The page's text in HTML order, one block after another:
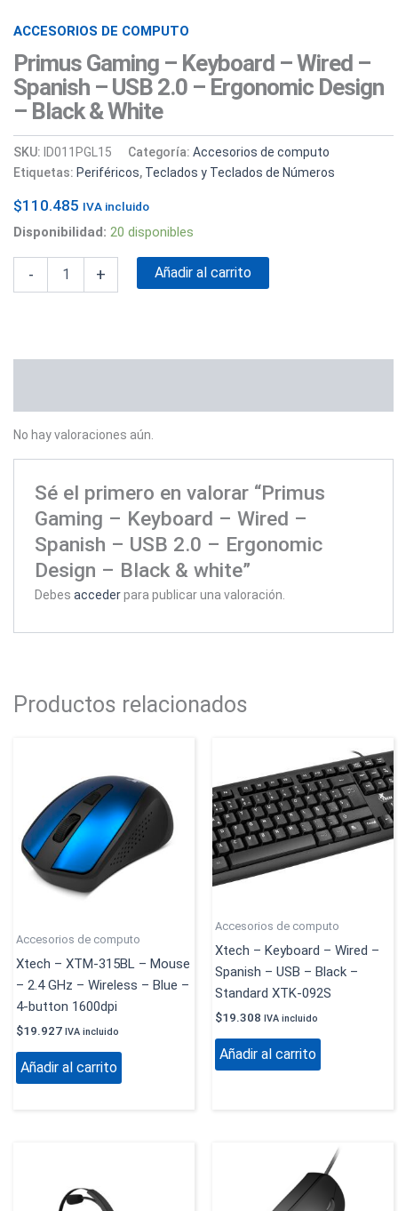
ACCESORIOS DE COMPUTO
Primus Gaming – Keyboard – Wired –
Spanish – USB 2.0 – Ergonomic Design
– Black & White
SKU: ID011PGL15 Categoría: Accesorios de computo
Etiquetas: Periféricos, Teclados y Teclados de Números
$110.485 IVA incluido
Disponibilidad: 20 disponibles
-
white
+ Añadir al carrito
No hay valoraciones aún.
Sé el primero en valorar “Primus
Gaming – Keyboard – Wired –
Spanish – USB 2.0 – Ergonomic
Design – Black & white”
Debesaccederpara publicar una valoración.
Productos relacionados
Accesorios de computo
Xtech – XTM-315BL – Mouse
– 2.4 GHz – Wireless – Blue –
4-button 1600dpi
$19.927 IVA incluido
Añadir al carrito
Accesorios de computo
Xtech – Keyboard – Wired –
Spanish – USB – Black –
Standard XTK-092S
$19.308 IVA incluido
Añadir al carrito